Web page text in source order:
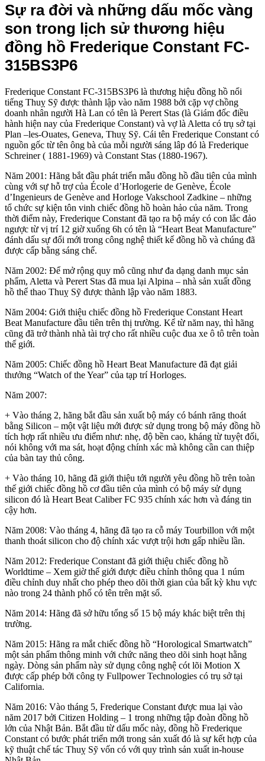
Sự ra đời và những dấu mốc vàng
son trong lịch sử thương hiệu
đồng hồ Frederique Constant FC-
315BS3P6
Frederique Constant FC-315BS3P6 là thương hiệu đồng hồ nổi
tiếng Thuỵ Sỹ được thành lập vào năm 1988 bởi cặp vợ chồng
doanh nhân người Hà Lan có tên là Perert Stas (là Giám đốc điều
hành hiện nay của Frederique Constant) và vợ là Aletta có trụ sở tại
Plan –les-Ouates, Geneva, Thuỵ Sỹ. Cái tên Frederique Constant có
nguồn gốc từ tên ông bà của mỗi người sáng lâp đó là Frederique
Schreiner ( 1881-1969) và Constant Stas (1880-1967).
Năm 2001: Hãng bắt đầu phát triển mẫu đồng hồ đầu tiên của mình
cùng với sự hỗ trợ của École d’Horlogerie de Genève, École
d’Ingenieurs de Genève and Horloge Vakschool Zadkine – những
tổ chức sự kiện tôn vinh chiếc đồng hồ hoàn hảo của năm. Trong
thời điểm này, Frederique Constant đã tạo ra bộ máy có con lắc đảo
ngược từ vị trí 12 giờ xuống 6h có tên là “Heart Beat Manufacture”
đánh dấu sự đổi mới trong công nghệ thiết kế đồng hồ và chúng đã
được cấp bằng sáng chế.
Năm 2002: Để mở rộng quy mô cũng như đa dạng danh mục sản
phẩm, Aletta và Perert Stas đã mua lại Alpina – nhà sản xuất đồng
hồ thể thao Thuỵ Sỹ được thành lập vào năm 1883.
Năm 2004: Giới thiệu chiếc đồng hồ Frederique Constant Heart
Beat Manufacture đầu tiên trên thị trường. Kể từ năm nay, thì hãng
cũng đã trở thành nhà tài trợ cho rất nhiều cuộc đua xe ô tô trên toàn
thế giới.
Năm 2005: Chiếc đồng hồ Heart Beat Manufacture đã đạt giải
thưởng “Watch of the Year” của tạp trí Horloges.
Năm 2007:
+ Vào tháng 2, hãng bắt đầu sản xuất bộ máy có bánh răng thoát
bằng Silicon – một vật liệu mới được sử dụng trong bộ máy đồng hồ
tích hợp rất nhiều ưu điểm như: nhẹ, độ bền cao, kháng từ tuyệt đối,
nói không với ma sát, hoạt động chính xác mà không cần can thiệp
của bàn tay thủ công.
+ Vào tháng 10, hãng đã giới thiệu tới người yêu đồng hồ trên toàn
thế giới chiếc đồng hồ cơ đầu tiên của mình có bộ máy sử dụng
silicon đó là Heart Beat Caliber FC 935 chính xác hơn và đáng tin
cậy hơn.
Năm 2008: Vào tháng 4, hãng đã tạo ra cỗ máy Tourbillon với một
thanh thoát silicon cho độ chính xác vượt trội hơn gấp nhiều lần.
Năm 2012: Frederique Constant đã giới thiệu chiếc đồng hồ
Worldtime – Xem giờ thế giới được điều chỉnh thông qua 1 núm
điều chỉnh duy nhất cho phép theo dõi thời gian của bất kỳ khu vực
nào trong 24 thành phố có tên trên mặt số.
Năm 2014: Hãng đã sở hữu tổng số 15 bộ máy khác biệt trên thị
trường.
Năm 2015: Hãng ra mắt chiếc đồng hồ “Horological Smartwatch”
một sản phẩm thông minh với chức năng theo dõi sinh hoạt hằng
ngày. Dòng sản phẩm này sử dụng công nghệ cót lõi Motion X
được cấp phép bởi công ty Fullpower Technologies có trụ sở tại
California.
Năm 2016: Vào tháng 5, Frederique Constant được mua lại vào
năm 2017 bởi Citizen Holding – 1 trong những tập đoàn đồng hồ
lớn của Nhật Bản. Bắt đầu từ dấu mốc này, đồng hồ Frederique
Constant có bước phát triển mới trong sản xuất đó là sự kết hợp của
kỹ thuật chế tác Thuỵ Sỹ vốn có với quy trình sản xuất in-house